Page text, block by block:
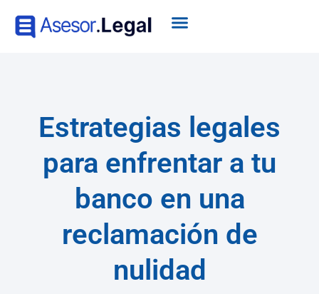
Estrategias legales
para enfrentar a tu
banco en una
reclamación de
nulidad